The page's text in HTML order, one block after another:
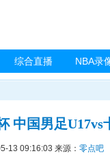
综合直播 NBA录
中国男足
13 09:16:03 来源： 零点吧